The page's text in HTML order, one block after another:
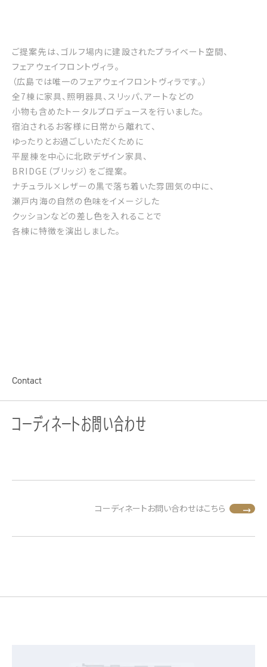
ご提案先は、ゴルフ場内に建設されたプライベート空間、
フェアウェイフロントヴィラ。
（広島では唯一のフェアウェイフロントヴィラです。）
全7棟に家具、照明器具、スリッパ、アートなどの
小物も含めたトータルプロデュースを行いました。
宿泊されるお客様に日常から離れて、
ゆったりとお過ごしいただくために
平屋棟を中心に北欧デザイン家具、
BRIDGE（ブリッジ）をご提案。
ナチュラル×レザーの黒で落ち着いた雰囲気の中に、
瀬戸内海の自然の色味をイメージした
クッションなどの差し色を入れることで
各棟に特徴を演出しました。
Contact
コーディネートお問い合わせ
コーディネートお問い合わせはこちら